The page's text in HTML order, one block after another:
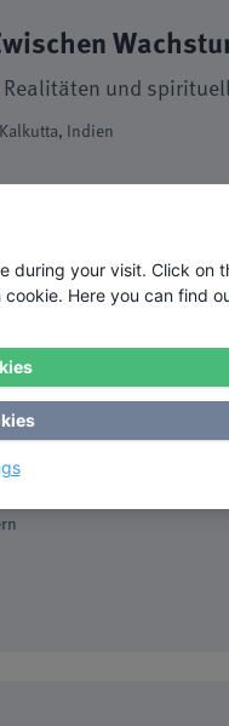
und
Kalkutta, Indien
im Beruf
bleiben
Verantwortung
during your visit. Click on
Here you can find